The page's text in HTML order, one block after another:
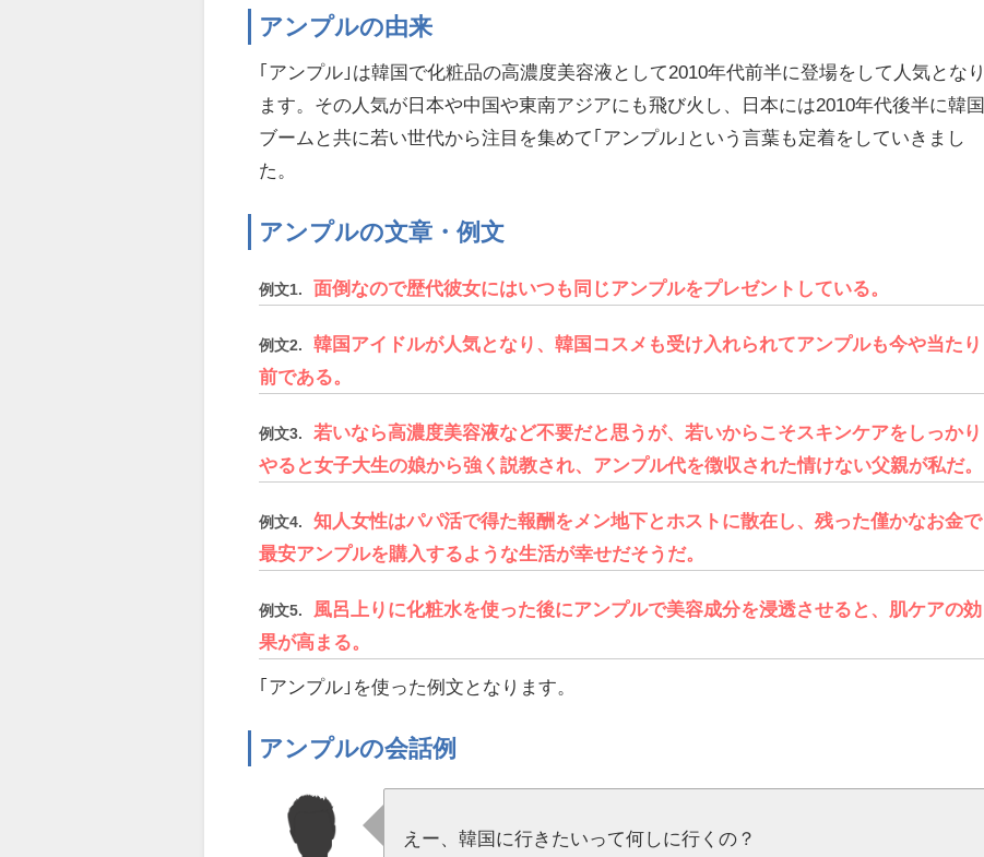
アンプルの由来
｢アンプル｣は韓国で化粧品の高濃度美容液として2010年代前半に登場をして人気となり
ます。その人気が日本や中国や東南アジアにも飛び火し、日本には2010年代後半に韓国
ブームと共に若い世代から注目を集めて｢アンプル｣という言葉も定着をしていきまし
た。
アンプルの文章・例文
例文1. 面倒なので歴代彼女にはいつも同じアンプルをプレゼントしている。
例文2.
韓国アイドルが人気となり、韓国コスメも受け入れられてアンプルも今や当たり
前である。
例文3.
若いなら高濃度美容液など不要だと思うが、若いからこそスキンケアをしっかり
やると女子大生の娘から強く説教され、アンプル代を徴収された情けない父親が私だ。
例文4.
知人女性はパパ活で得た報酬をメン地下とホストに散在し、残った僅かなお金で
最安アンプルを購入するような生活が幸せだそうだ。
例文5.
風呂上りに化粧水を使った後にアンプルで美容成分を浸透させると、肌ケアの効
果が高まる。
｢アンプル｣を使った例文となります。
アンプルの会話例
えー、韓国に行きたいって何しに行くの？